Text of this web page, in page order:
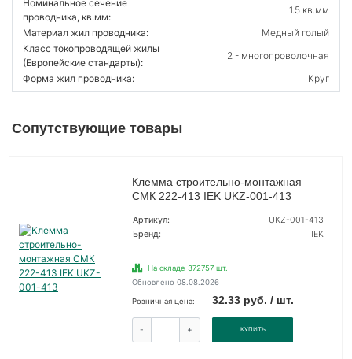
Номинальное сечение
проводника, кв.мм:
1.5 кв.мм
Материал жил проводника:
Медный голый
Класс токопроводящей жилы
(Европейские стандарты):
2 - многопроволочная
Форма жил проводника:
Круг
Сопутствующие товары
Клемма строительно-монтажная
СМК 222-413 IEK UKZ-001-413
Артикул:
UKZ-001-413
Бренд:
IEK
На складе 372757 шт.
Обновлено 08.08.2026
Розничная цена: 32.33 руб. / шт.
- + КУПИТЬ